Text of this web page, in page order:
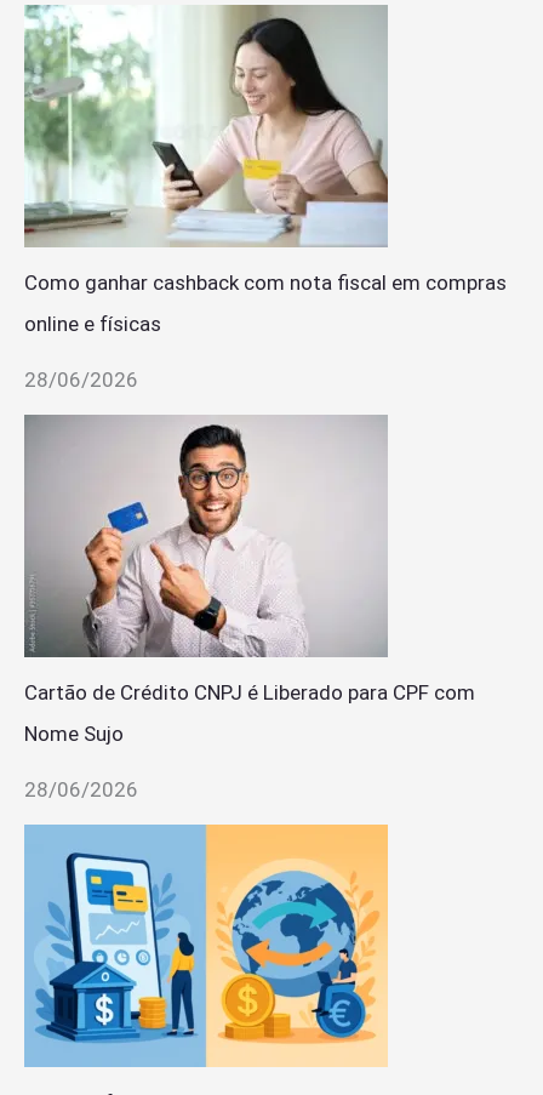
Como ganhar cashback com nota fiscal em compras
online e físicas
28/06/2026
Cartão de Crédito CNPJ é Liberado para CPF com
Nome Sujo
28/06/2026